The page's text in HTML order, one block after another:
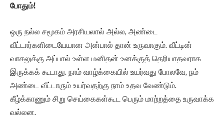
போதும்!
ஒரு நல்ல சமூகம் அரசியலால் அல்ல, அண்டை
வீட்டார்களிடையேயான அன்பால் தான் உருவாகும். வீட்டின்
வாசலுக்கு அப்பால் உள்ள மனிதன் உனக்குத் தெரியாதவராக
இருக்கக் கூடாது. நாம் வாழ்க்கையில் உயர்வது போலவே, நம்
அண்டை வீட்டாரும் உயர்வதற்கு நாம் உதவ வேண்டும்.
கீழ்க்காணும் சிறு செய்கைகள்கூட பெரும் மாற்றத்தை உருவாக்க
வல்லன.